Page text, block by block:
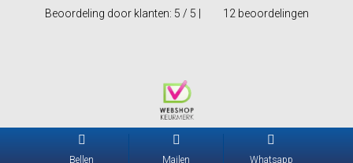
Bellen Mailen Whatsapp
Beoordeling door klanten: 5 / 5 |
12 beoordelingen
5.0
powered by